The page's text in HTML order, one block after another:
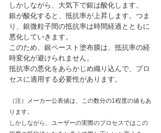
しかしながら、大気下で銀は酸化します。
銀が酸化すると、抵抗率が上昇します。つま
り、銀微粒子間の抵抗率は時間経過とともに
悪化していきます。
このため、銀ペースト塗布膜は、抵抗率の経
時変化が避けられません。
抵抗率の悪化をあらかじめ織り込んで、プロ
セスに適用する必要性があります。
（注）メーカー公表値は、この数分の1程度の値もあ
ります。
しかしながら、ユーザーの実際のプロセスではこの